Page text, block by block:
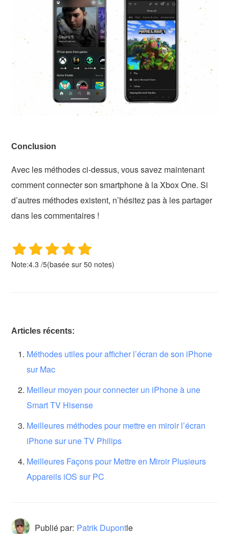
Conclusion
Avec les méthodes ci-dessus, vous savez maintenant
comment connecter son smartphone à la Xbox One. Si
d’autres méthodes existent, n’hésitez pas à les partager
dans les commentaires !
Note:4.3 /5(basée sur50 notes)
Articles récents:
Méthodes utiles pour afficher l’écran de son iPhone
sur Mac
Meilleur moyen pour connecter un iPhone à une
Smart TV Hisense
Meilleures méthodes pour mettre en miroir l’écran
iPhone sur une TV Philips
Meilleures Façons pour Mettre en Miroir Plusieurs
Appareils iOS sur PC
Publié par: Patrik Dupontle